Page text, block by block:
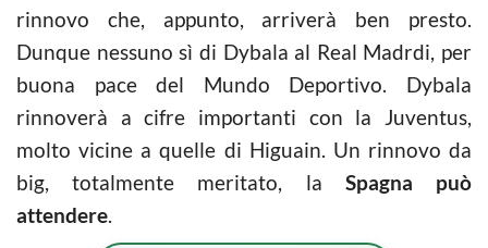
rinnovo che, appunto, arriverà ben presto.
Dunque nessuno sì di Dybala al Real Madrdi, per
buona pace del Mundo Deportivo. Dybala
rinnoverà a cifre importanti con la Juventus,
molto vicine a quelle di Higuain. Un rinnovo da
big, totalmente meritato, la Spagna può
attendere.